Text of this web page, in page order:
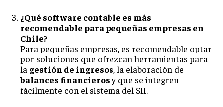
¿Qué software contable es más
recomendable para pequeñas empresas en
Chile?
Para pequeñas empresas, es recomendable optar
por soluciones que ofrezcan herramientas para
la gestión de ingresos, la elaboración de
balances financierosy que se integren
fácilmente con el sistema del SII.